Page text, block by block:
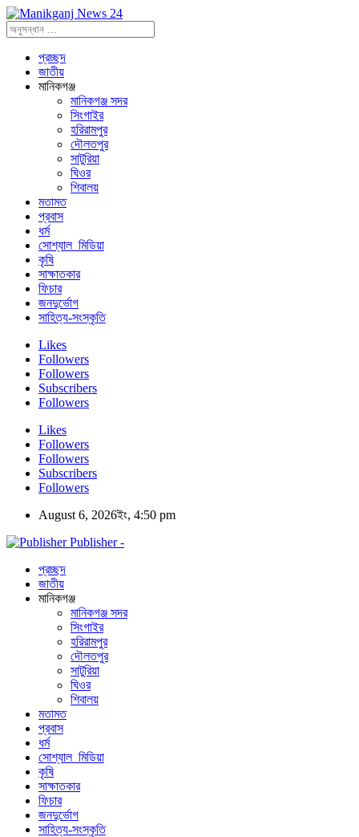
প্রচ্ছদ
জাতীয়
মানিকগঞ্জ
মানিকগঞ্জ সদর
সিংগাইর
হরিরামপুর
দৌলতপুর
সাটুরিয়া
ঘিওর
শিবালয়
মতামত
প্রবাস
ধর্ম
সোশ্যাল_মিডিয়া
কৃষি
সাক্ষাতকার
ফিচার
জনদুর্ভোগ
সাহিত্য-সংস্কৃতি
Likes
Followers
Followers
Subscribers
Followers
Likes
Followers
Followers
Subscribers
Followers
August 6, 2026ইং, 4:50 pm
Publisher -
প্রচ্ছদ
জাতীয়
মানিকগঞ্জ
মানিকগঞ্জ সদর
সিংগাইর
হরিরামপুর
দৌলতপুর
সাটুরিয়া
ঘিওর
শিবালয়
মতামত
প্রবাস
ধর্ম
সোশ্যাল_মিডিয়া
কৃষি
সাক্ষাতকার
ফিচার
জনদুর্ভোগ
সাহিত্য-সংস্কৃতি